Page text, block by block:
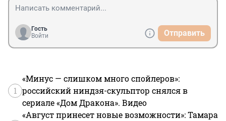
Гость
Войти
Отправить
1
«Минус — слишком много спойлеров»:
российский ниндзя-скульптор снялся в
сериале «Дом Дракона». Видео
«Август принесет новые возможности»: Тамара